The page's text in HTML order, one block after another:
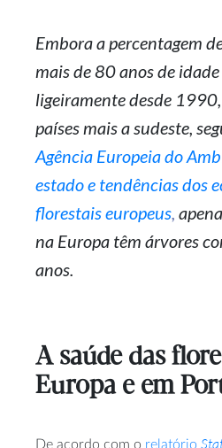
Embora a percentagem
mais de 80 anos de
ligeiramente desde
países mais a sudeste,
Agência Europeia do
estado e tendências dos
florestais europeus,
na Europa têm árvores
anos.
A saúde das
Europa e em
De acordo com o relatório